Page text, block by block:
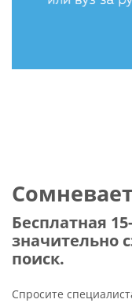
Бесплатная
значительно
поиск.
Спросите